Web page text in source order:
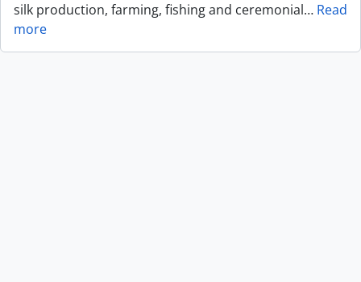
silk production, farming, fishing and ceremonial… Read
more